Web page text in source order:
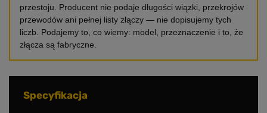
przestoju. Producent nie podaje długości wiązki, przekrojów
przewodów ani pełnej listy złączy — nie dopisujemy tych
liczb. Podajemy to, co wiemy: model, przeznaczenie i to, że
złącza są fabryczne.
Specyfikacja